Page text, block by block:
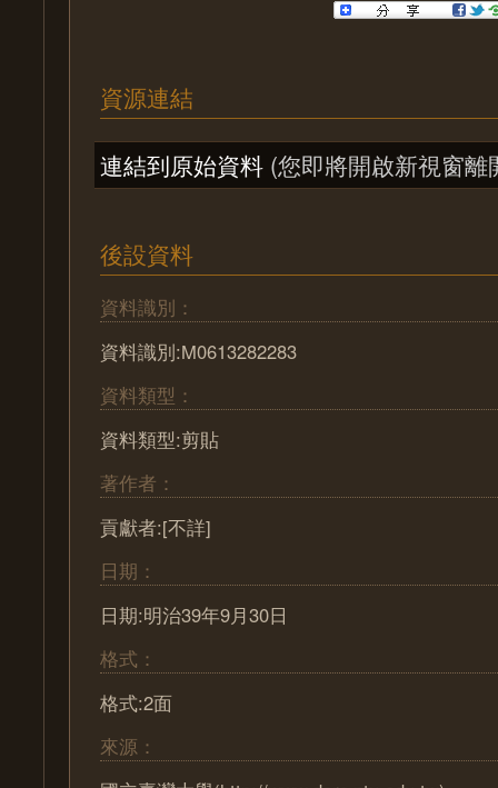
資源連結
連結到原始資料 (您即將開啟新視窗離
後設資料
資料識別：
資料識別:M0613282283
資料類型：
資料類型:剪貼
著作者：
貢獻者:[不詳]
日期：
日期:明治39年9月30日
格式：
格式:2面
來源：